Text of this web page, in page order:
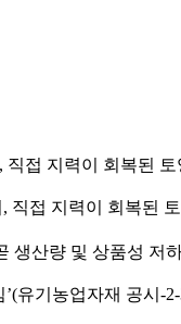
접 지력이 회복된
생산량 및 상품성 저
기농업자재 공시-